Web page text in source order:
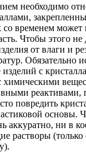
необходимо
временем может
Чтобы этого не
от влаги и
Обязательно
с
химическими
реактивами,
повредить
основы.
аккуратно, ни в
растворы